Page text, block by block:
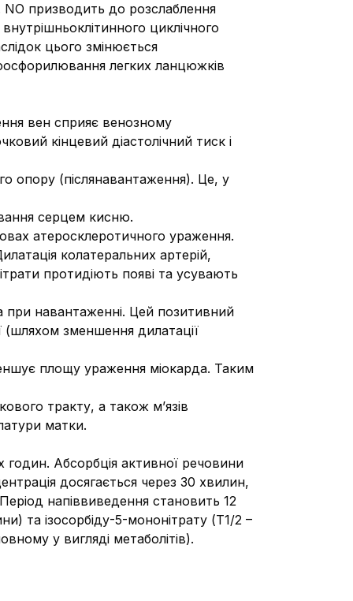
NO призводить до розслаблення
циклічного
цього змінюється
легких ланцюжків
вен сприяє венозному
кінцевий діастолічний тиск і
опору (післянавантаження). Це, у
серцем кисню.
атеросклеротичного ураження.
колатеральних артерій,
протидіють появі та усувають
при навантаженні. Цей позитивний
(шляхом зменшення дилатації
площу ураження міокарда. Таким
тракту, а також м’язів
матки.
годин. Абсорбція активної речовини
досягається через 30 хвилин,
напіввиведення становить 12
та ізосорбіду-5-мононітрату (Т1/2 –
у вигляді метаболітів).